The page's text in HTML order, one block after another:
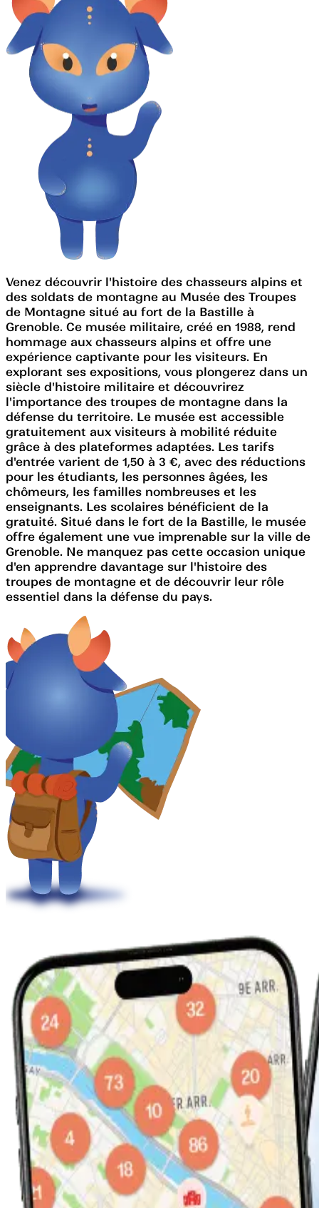
Venez découvrir l'histoire des chasseurs alpins et
des soldats de montagne au Musée des Troupes
de Montagne situé au fort de la Bastille à
Grenoble. Ce musée militaire, créé en 1988, rend
hommage aux chasseurs alpins et offre une
expérience captivante pour les visiteurs. En
explorant ses expositions, vous plongerez dans un
siècle d'histoire militaire et découvrirez
l'importance des troupes de montagne dans la
défense du territoire. Le musée est accessible
gratuitement aux visiteurs à mobilité réduite
grâce à des plateformes adaptées. Les tarifs
d'entrée varient de 1,50 à 3 €, avec des réductions
pour les étudiants, les personnes âgées, les
chômeurs, les familles nombreuses et les
enseignants. Les scolaires bénéficient de la
gratuité. Situé dans le fort de la Bastille, le musée
offre également une vue imprenable sur la ville de
Grenoble. Ne manquez pas cette occasion unique
d'en apprendre davantage sur l'histoire des
troupes de montagne et de découvrir leur rôle
essentiel dans la défense du pays.